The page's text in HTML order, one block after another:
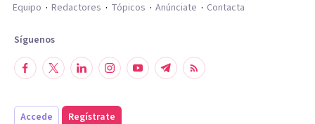
Equipo
Redactores Tópicos Anúnciate Contacta
Síguenos
Accede Regístrate